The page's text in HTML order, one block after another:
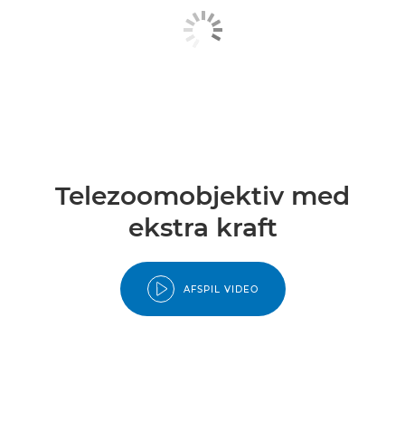
Telezoomobjektiv med
ekstra kraft
AFSPIL VIDEO